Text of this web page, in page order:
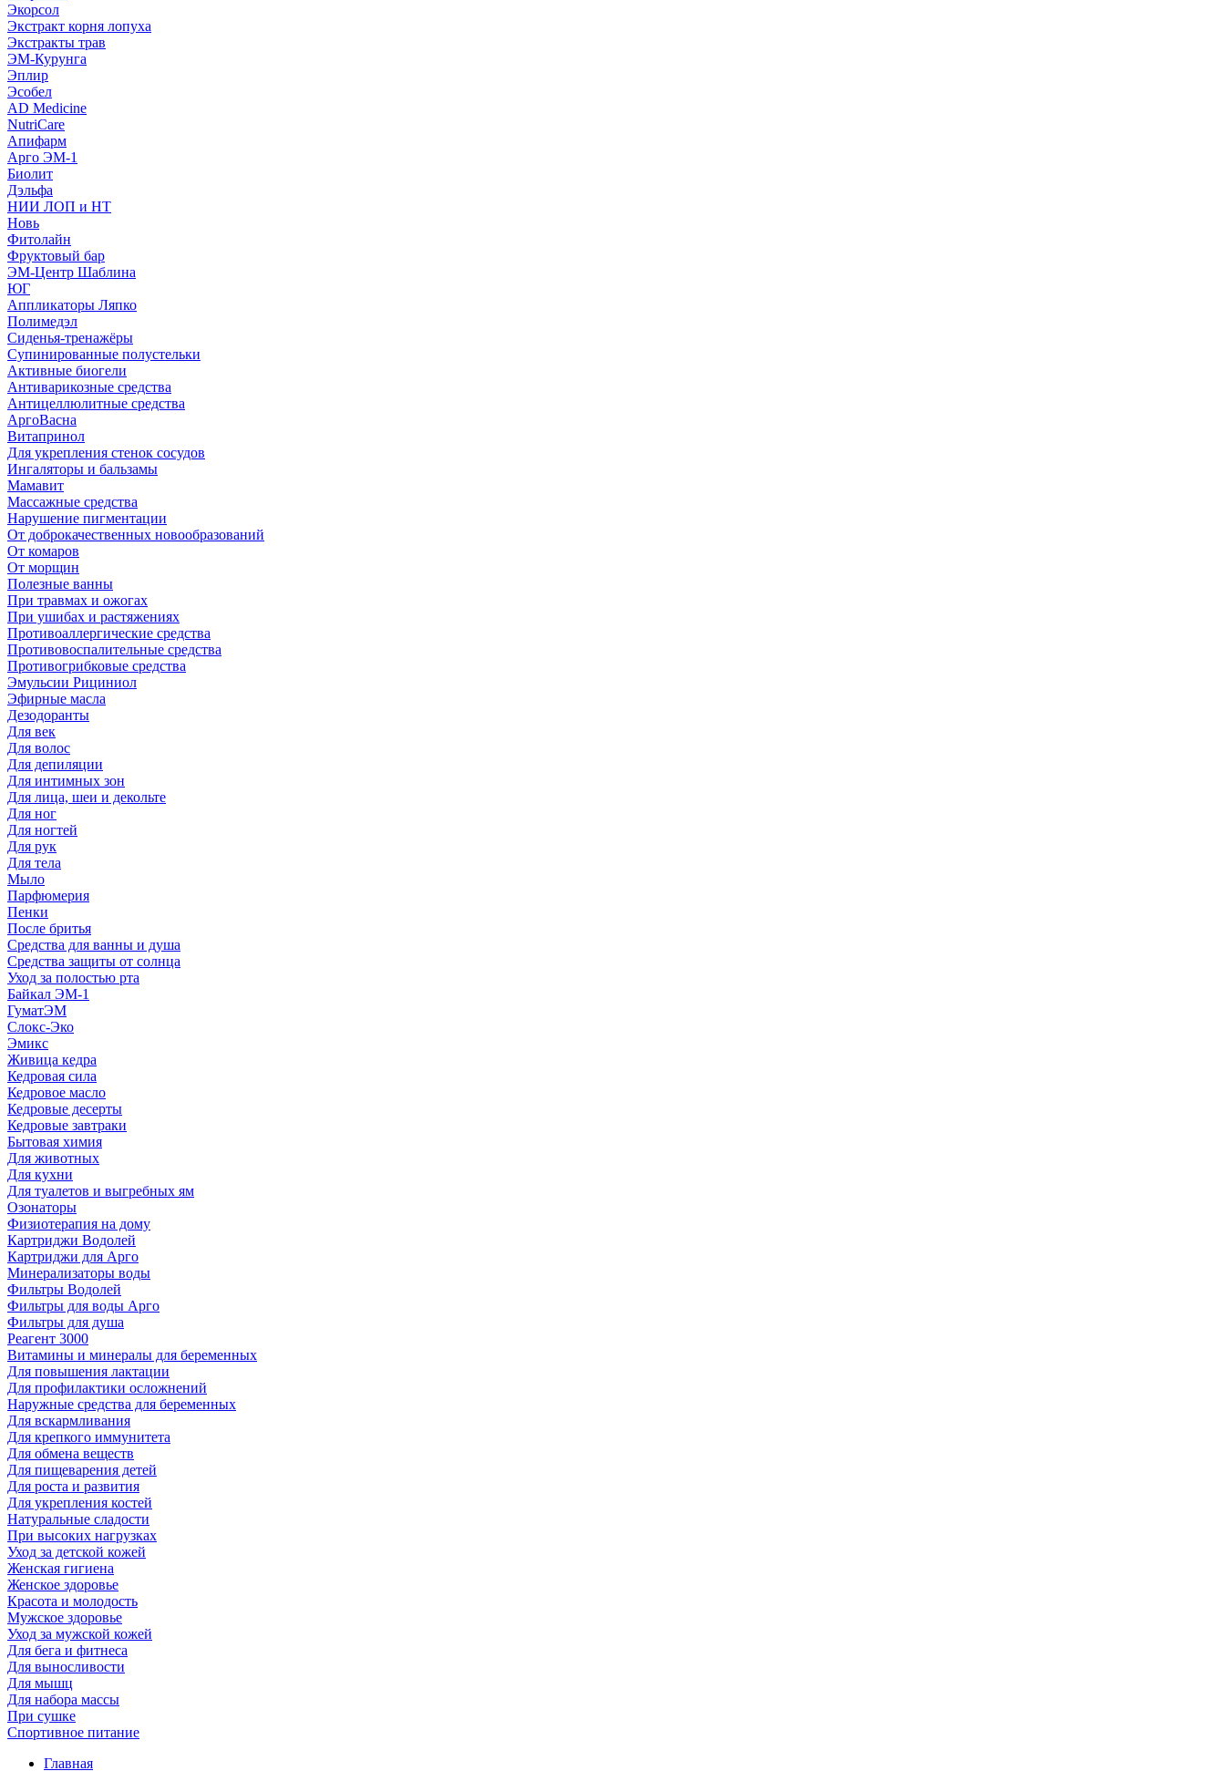
Экорсол
Экстракт корня лопуха
Экстракты трав
ЭМ-Курунга
Эплир
Эсобел
AD Medicine
NutriCare
Апифарм
Арго ЭМ-1
Биолит
Дэльфа
НИИ ЛОП и НТ
Новь
Фитолайн
Фруктовый бар
ЭМ-Центр Шаблина
ЮГ
Аппликаторы Ляпко
Полимедэл
Сиденья-тренажёры
Супинированные полустельки
Активные биогели
Антиварикозные средства
Антицеллюлитные средства
АргоВасна
Витапринол
Для укрепления стенок сосудов
Ингаляторы и бальзамы
Мамавит
Массажные средства
Нарушение пигментации
От доброкачественных новообразований
От комаров
От морщин
Полезные ванны
При травмах и ожогах
При ушибах и растяжениях
Противоаллергические средства
Противовоспалительные средства
Противогрибковые средства
Эмульсии Рициниол
Эфирные масла
Дезодоранты
Для век
Для волос
Для депиляции
Для интимных зон
Для лица, шеи и декольте
Для ног
Для ногтей
Для рук
Для тела
Мыло
Парфюмерия
Пенки
После бритья
Средства для ванны и душа
Средства защиты от солнца
Уход за полостью рта
Байкал ЭМ-1
ГуматЭМ
Слокс-Эко
Эмикс
Живица кедра
Кедровая сила
Кедровое масло
Кедровые десерты
Кедровые завтраки
Бытовая химия
Для животных
Для кухни
Для туалетов и выгребных ям
Озонаторы
Физиотерапия на дому
Картриджи Водолей
Картриджи для Арго
Минерализаторы воды
Фильтры Водолей
Фильтры для воды Арго
Фильтры для душа
Реагент 3000
Витамины и минералы для беременных
Для повышения лактации
Для профилактики осложнений
Наружные средства для беременных
Для вскармливания
Для крепкого иммунитета
Для обмена веществ
Для пищеварения детей
Для роста и развития
Для укрепления костей
Натуральные сладости
При высоких нагрузках
Уход за детской кожей
Женская гигиена
Женское здоровье
Красота и молодость
Мужское здоровье
Уход за мужской кожей
Для бега и фитнеса
Для выносливости
Для мышц
Для набора массы
При сушке
Спортивное питание
Главная